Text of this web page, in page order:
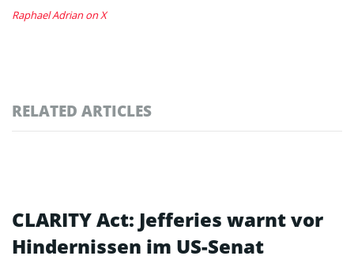
Raphael Adrian on X
RELATED ARTICLES
CLARITY Act: Jefferies warnt vor
Hindernissen im US-Senat